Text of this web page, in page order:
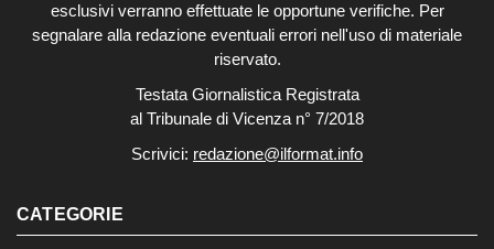
esclusivi verranno effettuate le opportune verifiche. Per
segnalare alla redazione eventuali errori nell'uso di materiale
riservato.
Testata Giornalistica Registrata
al Tribunale di Vicenza n° 7/2018
Scrivici: redazione@ilformat.info
CATEGORIE